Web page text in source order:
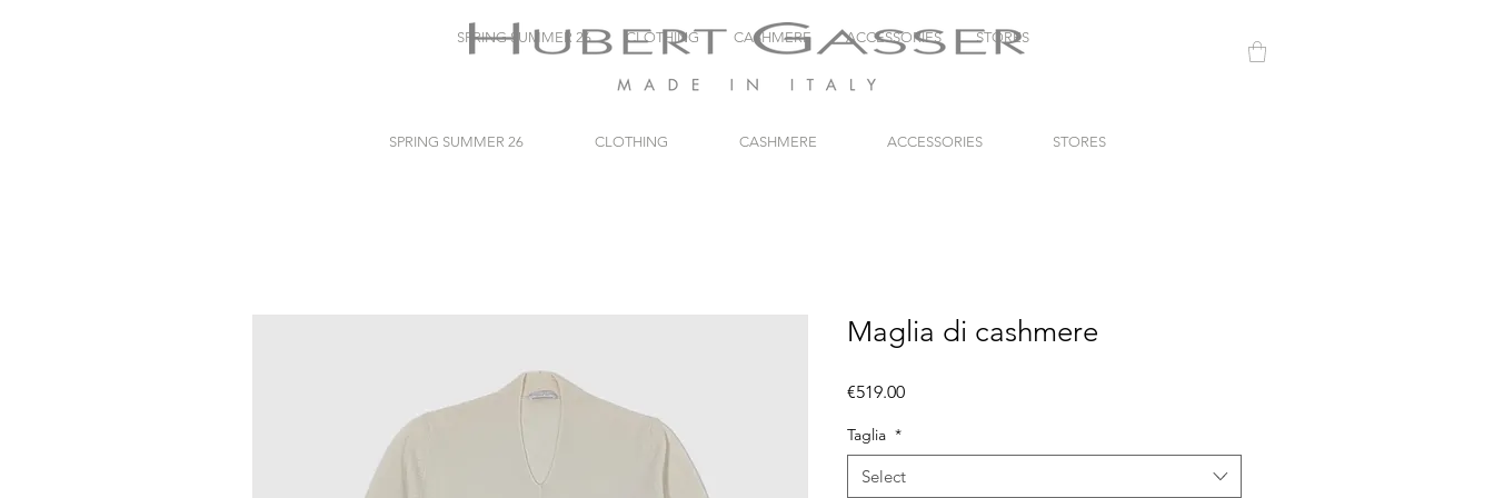
SPRING SUMMER 26 CLOTHING CASHMERE ACCESSORIES STORES
SPRING SUMMER 26 CLOTHING CASHMERE ACCESSORIES STORES
Maglia di cashmere
€519.00Price
Taglia *
Select